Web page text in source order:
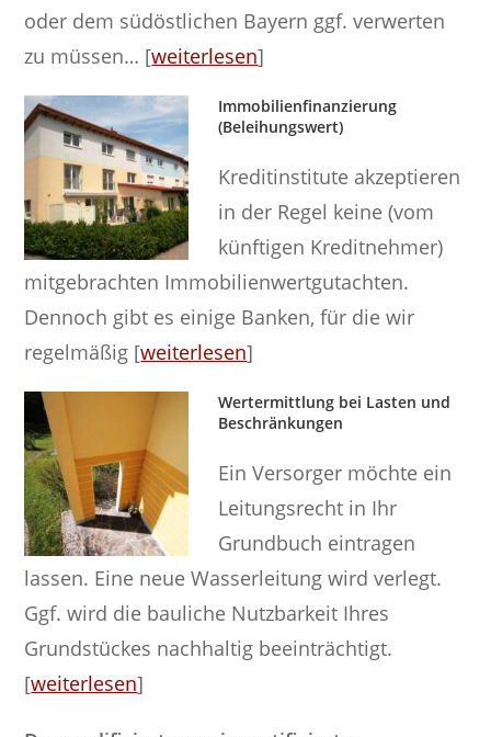
oder dem südöstlichen Bayern ggf. verwerten
zu müssen… [weiterlesen]
Immobilienfinanzierung
(Beleihungswert)
Kreditinstitute akzeptieren
in der Regel keine (vom
künftigen Kreditnehmer)
mitgebrachten Immobilienwertgutachten.
Dennoch gibt es einige Banken, für die wir
regelmäßig [weiterlesen]
Wertermittlung bei Lasten und
Beschränkungen
Ein Versorger möchte ein
Leitungsrecht in Ihr
Grundbuch eintragen
lassen. Eine neue Wasserleitung wird verlegt.
Ggf. wird die bauliche Nutzbarkeit Ihres
Grundstückes nachhaltig beeinträchtigt.
[weiterlesen]